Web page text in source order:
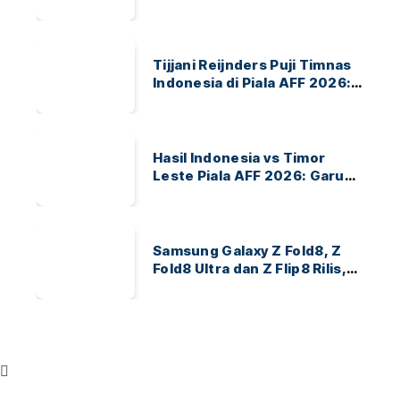
Tijjani Reijnders Puji Timnas
Indonesia di Piala AFF 2026:
Hasil Indonesia vs Timor
Leste Piala AFF 2026: Garuda
Samsung Galaxy Z Fold8, Z
Fold8 Ultra dan Z Flip8 Rilis,